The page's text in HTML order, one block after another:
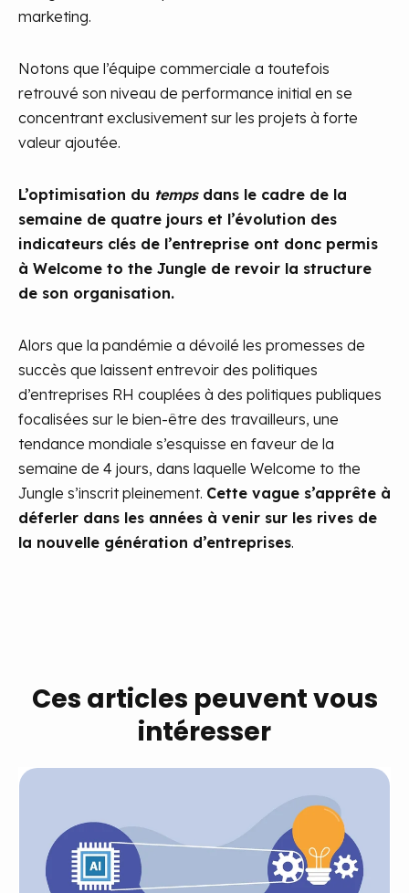
marketing.
Notons que l’équipe commerciale a toutefois
retrouvé son niveau de performance initial en se
concentrant exclusivement sur les projets à forte
valeur ajoutée.
L’optimisation du tempsdans le cadre de la
semaine de quatre jours et l’évolution des
indicateurs clés de l’entreprise ont donc permis
à Welcome to the Jungle de revoir la structure
de son organisation.
Alors que la pandémie a dévoilé les promesses de
succès que laissent entrevoir des politiques
d’entreprises RH couplées à des politiques publiques
focalisées sur le bien-être des travailleurs, une
tendance mondiale s’esquisse en faveur de la
semaine de 4 jours, dans laquelle Welcome to the
Jungle s’inscrit pleinement. Cette vague s’apprête à
déferler dans les années à venir sur les rives de
la nouvelle génération d’entreprises.
Ces articles peuvent vous
intéresser